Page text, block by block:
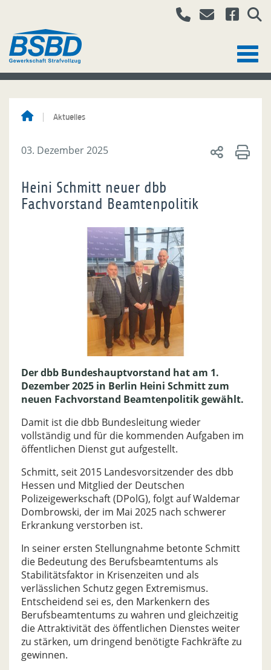
Aktuelles
03. Dezember 2025
Heini Schmitt neuer dbb
Fachvorstand Beamtenpolitik
Der dbb Bundeshauptvorstand hat am 1.
Dezember 2025 in Berlin Heini Schmitt zum
neuen Fachvorstand Beamtenpolitik gewählt.
Damit ist die dbb Bundesleitung wieder
vollständig und für die kommenden Aufgaben im
öffentlichen Dienst gut aufgestellt.
Schmitt, seit 2015 Landesvorsitzender des dbb
Hessen und Mitglied der Deutschen
Polizeigewerkschaft (DPolG), folgt auf Waldemar
Dombrowski, der im Mai 2025 nach schwerer
Erkrankung verstorben ist.
In seiner ersten Stellungnahme betonte Schmitt
die Bedeutung des Berufsbeamtentums als
Stabilitätsfaktor in Krisenzeiten und als
verlässlichen Schutz gegen Extremismus.
Entscheidend sei es, den Markenkern des
Berufsbeamtentums zu wahren und gleichzeitig
die Attraktivität des öffentlichen Dienstes weiter
zu stärken, um dringend benötigte Fachkräfte zu
gewinnen.